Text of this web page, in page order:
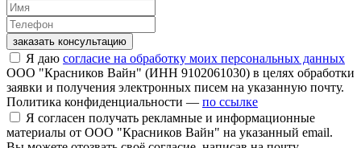
заказать консультацию
Я даю согласие на обработку моих персональных данных
ООО "Красников Вайн" (ИНН 9102061030) в целях обработки
заявки и получения электронных писем на указанную почту.
Политика конфиденциальности — по ссылке
Я согласен получать рекламные и информационные
материалы от ООО "Красников Вайн" на указанный email.